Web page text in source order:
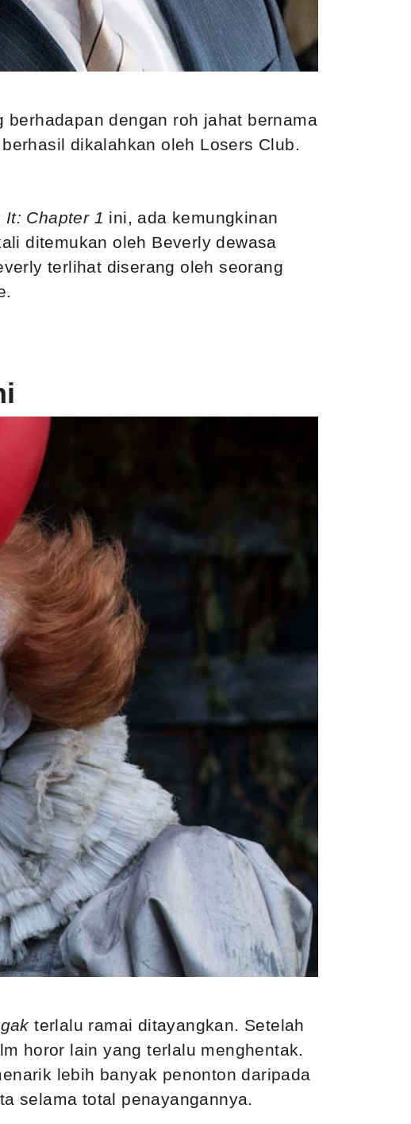
dengan roh jahat bernama
dikalahkan oleh Losers Club.
It: Chapter 1 ini, ada kemungkinan
ditemukan oleh Beverly dewasa
terlihat diserang oleh seorang
terlalu ramai ditayangkan. Setelah
horor lain yang terlalu menghentak.
lebih banyak penonton daripada
selama total penayangannya.